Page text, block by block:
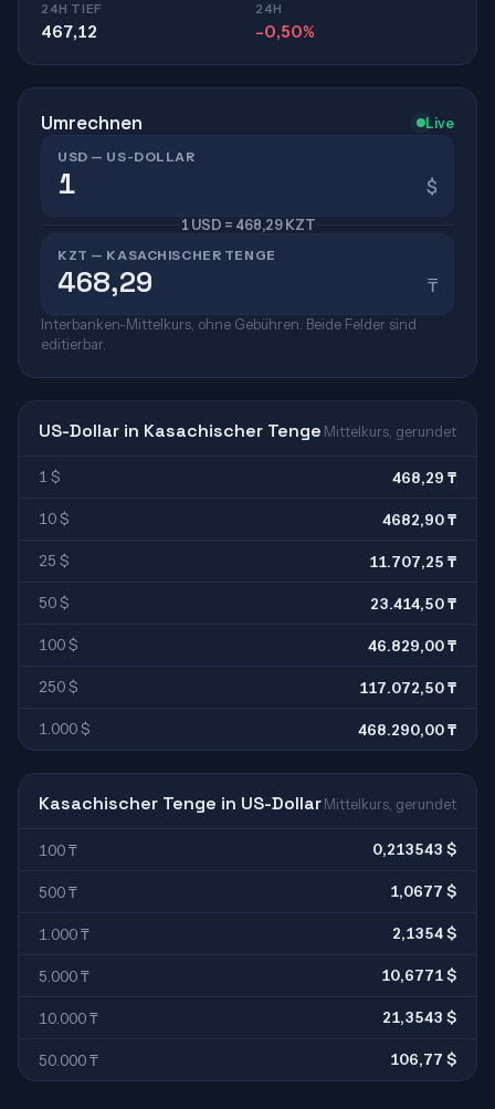
24H TIEF
467,12
24H
-0,50%
Umrechnen Live
USD — US-DOLLAR
$
1 USD = 468,29 KZT
KZT — KASACHISCHER TENGE
₸
Interbanken-Mittelkurs, ohne Gebühren. Beide Felder sind
editierbar.
US-Dollar in Kasachischer Tenge Mittelkurs, gerundet
1 $ 468,29 ₸
10 $ 4682,90 ₸
25 $ 11.707,25 ₸
50 $ 23.414,50 ₸
100 $ 46.829,00 ₸
250 $ 117.072,50 ₸
1.000 $ 468.290,00 ₸
Kasachischer Tenge in US-Dollar Mittelkurs, gerundet
100 ₸ 0,213543 $
500 ₸ 1,0677 $
1.000 ₸ 2,1354 $
5.000 ₸ 10,6771 $
10.000 ₸ 21,3543 $
50.000 ₸ 106,77 $